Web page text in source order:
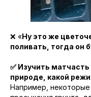
❌ «Ну это же
поливать, тогда он
✅ Изучить
природе, какой
Например, некоторые